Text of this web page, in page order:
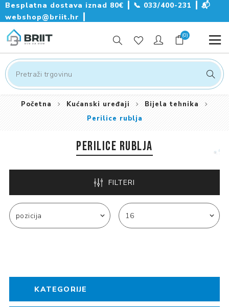
Besplatna dostava iznad 80€ ┃ 📞 033/400-231
📬
webshop@briit.hr
(0)
Početna Kućanski uređaji
Bijela tehnika
Perilice rublja
PERILICE RUBLJA
FILTERI
KATEGORIJE